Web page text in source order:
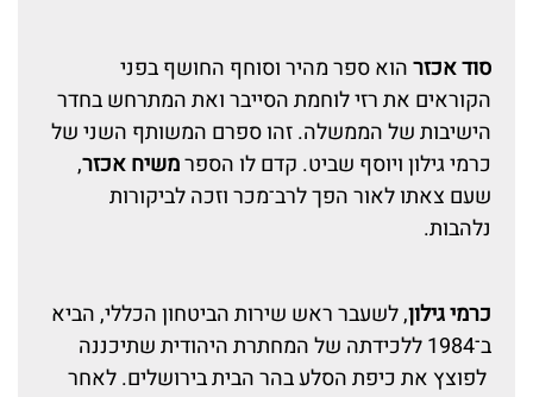
סוד אכזרהוא ספר מהיר וסוחף החושף בפני
הקוראים את רזי לוחמת הסייבר ואת המתרחש בחדר
הישיבות של הממשלה. זהו ספרם המשותף השני של
כרמי גילון ויוסף שביט. קדם לו הספרמשיח אכזר,
שעם צאתו לאור הפך לרב־מכר וזכה לביקורות
נלהבות.
כרמי גילון, לשעבר ראש שירות הביטחון הכללי, הביא
ב־1984 ללכידתה של המחתרת היהודית שתיכננה
לפוצץ את כיפת הסלע בהר הבית בירושלים. לאחר